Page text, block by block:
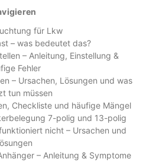
für Lkw
– was bedeutet das?
– Anleitung, Einstellung &
Fehler
– Ursachen, Lösungen und was
tun müssen
Checkliste und häufige Mängel
7-polig und 13-polig
nicht – Ursachen und
– Anleitung & Symptome